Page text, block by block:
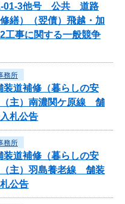
01-3他号 公共 道路
繕）（翌債）飛越・加
工事に関する一般競争
務所
道補修（暮らしの安
主）南濃関ケ原線 舗
札公告
務所
道補修（暮らしの安
主）羽島養老線 舗装
公告